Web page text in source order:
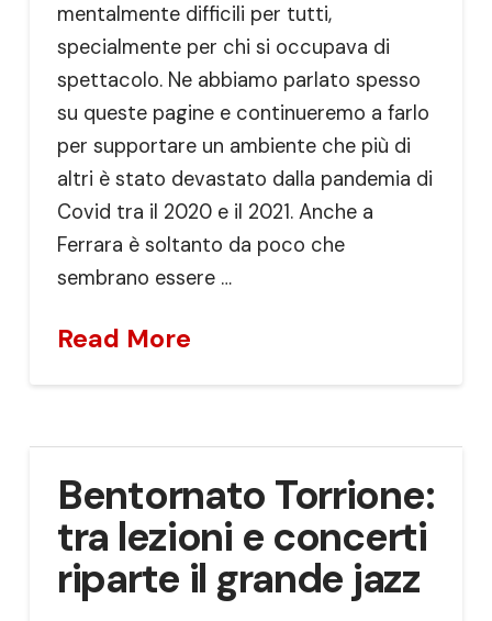
mentalmente difficili per tutti,
specialmente per chi si occupava di
spettacolo. Ne abbiamo parlato spesso
su queste pagine e continueremo a farlo
per supportare un ambiente che più di
altri è stato devastato dalla pandemia di
Covid tra il 2020 e il 2021. Anche a
Ferrara è soltanto da poco che
sembrano essere …
Read More
Bentornato Torrione:
tra lezioni e concerti
riparte il grande jazz